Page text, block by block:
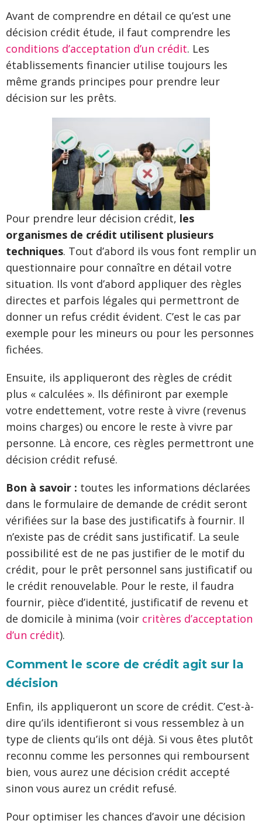
Avant de comprendre en détail ce qu’est une
décision crédit étude, il faut comprendre les
conditions d’acceptation d’un crédit. Les
établissements financier utilise toujours les
même grands principes pour prendre leur
décision sur les prêts.
Pour prendre leur décision crédit, les
organismes de crédit utilisent plusieurs
techniques. Tout d’abord ils vous font remplir un
questionnaire pour connaître en détail votre
situation. Ils vont d’abord appliquer des règles
directes et parfois légales qui permettront de
donner un refus crédit évident. C’est le cas par
exemple pour les mineurs ou pour les personnes
fichées.
Ensuite, ils appliqueront des règles de crédit
plus « calculées ». Ils définiront par exemple
votre endettement, votre reste à vivre (revenus
moins charges) ou encore le reste à vivre par
personne. Là encore, ces règles permettront une
décision crédit refusé.
Bon à savoir : toutes les informations déclarées
dans le formulaire de demande de crédit seront
vérifiées sur la base des justificatifs à fournir. Il
n’existe pas de crédit sans justificatif. La seule
possibilité est de ne pas justifier de le motif du
crédit, pour le prêt personnel sans justificatif ou
le crédit renouvelable. Pour le reste, il faudra
fournir, pièce d’identité, justificatif de revenu et
de domicile à minima (voir critères d’acceptation
d’un crédit).
Comment le score de crédit agit sur la
décision
Enfin, ils appliqueront un score de crédit. C’est-à-
dire qu’ils identifieront si vous ressemblez à un
type de clients qu’ils ont déjà. Si vous êtes plutôt
reconnu comme les personnes qui remboursent
bien, vous aurez une décision crédit accepté
sinon vous aurez un crédit refusé.
Pour optimiser les chances d’avoir une décision